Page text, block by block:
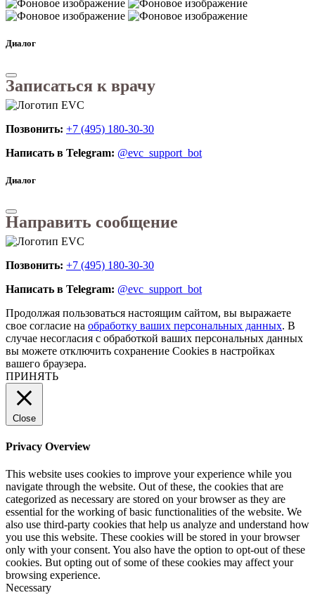
Диалог
Записаться к врачу
Позвонить: +7 (495) 180-30-30
Написать в Telegram: @evc_support_bot
Диалог
Направить сообщение
Позвонить: +7 (495) 180-30-30
Написать в Telegram: @evc_support_bot
Продолжая пользоваться настоящим сайтом, вы выражаете
свое согласие на обработку ваших персональных данных. В
случае несогласия с обработкой ваших персональных данных
вы можете отключить сохранение Cookies в настройках
вашего браузера.
ПРИНЯТЬ
Close
Privacy Overview
This website uses cookies to improve your experience while you
navigate through the website. Out of these, the cookies that are
categorized as necessary are stored on your browser as they are
essential for the working of basic functionalities of the website. We
also use third-party cookies that help us analyze and understand how
you use this website. These cookies will be stored in your browser
only with your consent. You also have the option to opt-out of these
cookies. But opting out of some of these cookies may affect your
browsing experience.
Necessary